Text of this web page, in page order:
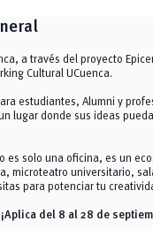
a través del proyecto
Cultural UCuenca.
estudiantes, Alumni y
lugar donde sus ideas
es solo una oficina, es un
microteatro universitario,
para potenciar tu
¡Aplica del 8 al 28 de